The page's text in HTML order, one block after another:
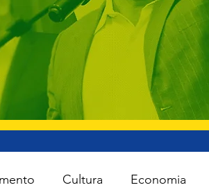
Cultura Economia